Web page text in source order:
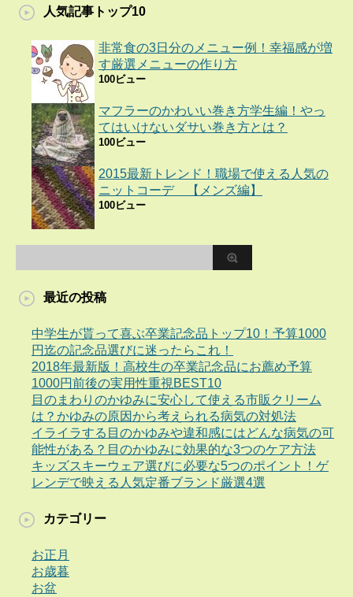
人気記事トップ10
非常食の3日分のメニュー例！幸福感が増
す厳選メニューの作り方
100ビュー
マフラーのかわいい巻き方学生編！やっ
てはいけないダサい巻き方とは？
100ビュー
2015最新トレンド！職場で使える人気の
ニットコーデ 【メンズ編】
100ビュー
最近の投稿
中学生が貰って喜ぶ卒業記念品トップ10！予算1000
円迄の記念品選びに迷ったらこれ！
2018年最新版！高校生の卒業記念品にお薦め予算
1000円前後の実用性重視BEST10
目のまわりのかゆみに安心して使える市販クリーム
は？かゆみの原因から考えられる病気の対処法
イライラする目のかゆみや違和感にはどんな病気の可
能性がある？目のかゆみに効果的な3つのケア方法
キッズスキーウェア選びに必要な5つのポイント！ゲ
レンデで映える人気定番ブランド厳選4選
カテゴリー
お正月
お歳暮
お盆